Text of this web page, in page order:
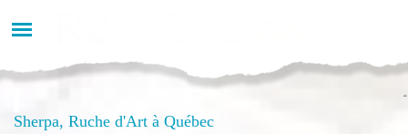
au
Sherpa, Ruche d'Art à Québec